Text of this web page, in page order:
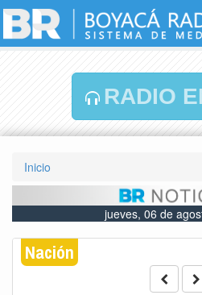
RADIO
Inicio
jueves, 06 de
Nación